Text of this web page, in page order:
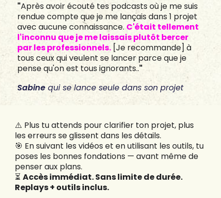
"Après avoir écouté tes podcasts où je me suis
rendue compte que je me lançais dans 1 projet
avec aucune connaissance. C'était tellement
l'inconnu que je me laissais plutôt bercer
par les professionnels. [Je recommande] à
tous ceux qui veulent se lancer parce que je
pense qu'on est tous ignorants.."
Sabine qui se lance seule dans son projet
⚠️ Plus tu attends pour clarifier ton projet, plus
les erreurs se glissent dans les détails.
🎯 En suivant les vidéos et en utilisant les outils, tu
poses les bonnes fondations — avant même de
penser aux plans.
⏳ Accès immédiat. Sans limite de durée.
Replays + outils inclus.